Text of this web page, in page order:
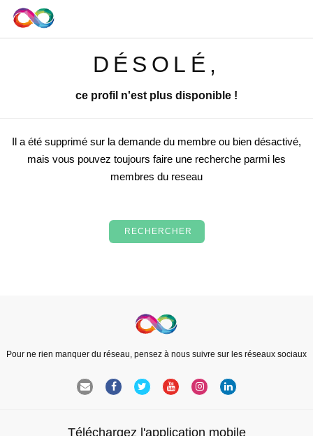
DÉSOLÉ,
ce profil n'est plus disponible !
Il a été supprimé sur la demande du membre ou bien désactivé,
mais vous pouvez toujours faire une recherche parmi les
membres du reseau
RECHERCHER
Pour ne rien manquer du réseau, pensez à nous suivre sur les réseaux sociaux
Téléchargez l'application mobile